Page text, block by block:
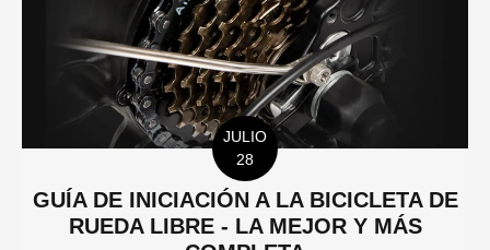
JULIO
28
GUÍA DE INICIACIÓN A LA BICICLETA DE
RUEDA LIBRE - LA MEJOR Y MÁS